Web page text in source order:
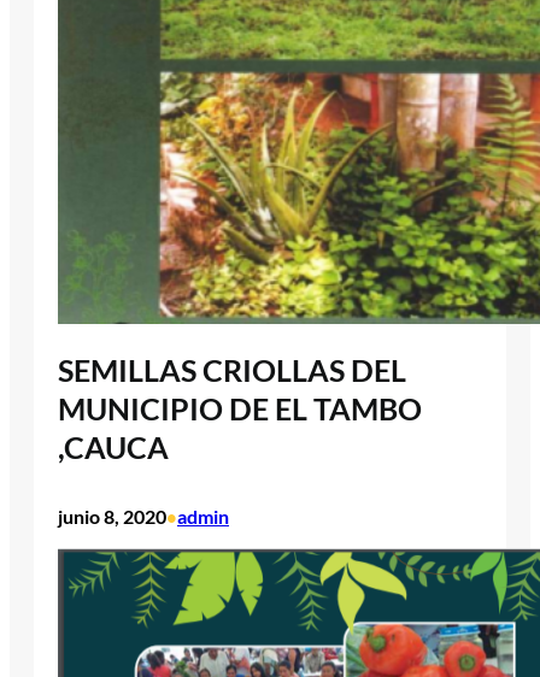
SEMILLAS CRIOLLAS DEL
MUNICIPIO DE EL TAMBO
,CAUCA
junio 8, 2020•admin